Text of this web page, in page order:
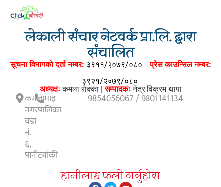
लेकाली संचार नेटवर्क प्रा.लि. द्वारा
संचालित
सूचना विभागको दर्ता नम्बर: ३९११/२०७९/०८० |प्रेस काउन्सिल नम्बर:
३९२१/२०७९/०८०
अध्यक्षःकमला राेक्का |सम्पादकःनेत्र विक्रम थापा
कमलामाइ
नगरपालिका
वडा
नं.
६,
पानीट्यांकी
9854056067 / 9801141134
हामीलाइ फलाे गर्नुहाेस